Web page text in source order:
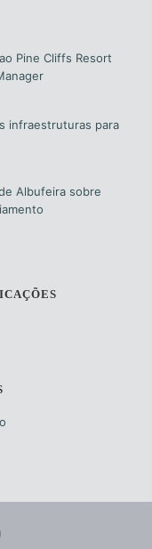
Pine Cliffs Resort
infraestruturas para
Albufeira sobre